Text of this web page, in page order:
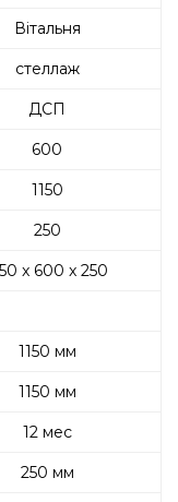
Вітальня
стеллаж
ДСП
600
1150
250
x 600 x 250
1150 мм
1150 мм
12 мес
250 мм